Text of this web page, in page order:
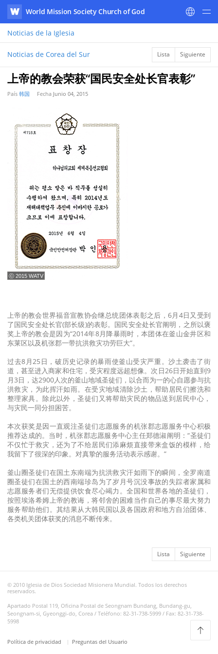
WATV
World Mission Society Church of God
Noticias de la Iglesia
Noticias de Corea del Sur Lista Siguiente
上帝的教会荣获“国民安全处长官表彰”
País 韩国 Fecha ​​Junio 04, 2015
ⓒ 2015 WATV
上帝的教会世界福音宣教协会继总统团体表彰之后，6月4日又受到
了国民安全处长官(部长级)的表彰。国民安全处长官阐明，之所以褒
奖上帝的教会是因为“2014年8月降暴雨时，本团体在釜山金井区和
东莱区以及机张郡一带抗洪救灾功劳巨大”。
过去8月25日，破历史记录的暴雨使釜山受灾严重。沙土袭击了街
道，甚至进入商家和住宅，受灾程度远超想像。次日26日开始直到9
月3日，达2900人次的釜山地域圣徒们，以合而为一的心自愿参与抗
洪救灾，为此挥汗如雨。在受灾地域清除沙土，帮助居民们擦洗和
整理家具。除此以外，圣徒们又将帮助灾民的物品送到居民中心，
与灾民一同分担困苦。
本次获奖是因一直观注圣徒们志愿服务的机张郡志愿服务中心积极
推荐达成的。当时，机张郡志愿服务中心主任郑德淑阐明：“圣徒们
不仅忙于救灾，还为了不给居民们添麻烦直接带来盒饭的模样，给
我留下了很深的印象。对真挚的服务活动表示感谢。”
釜山圈圣徒们在国土东南端为抗洪救灾汗如雨下的瞬间，全罗南道
圈圣徒们在国土的西南端珍岛为了岁月号沉没事故的失踪者家属和
志愿服务者们无偿提供饮食尽心竭力。全国和世界各地的圣徒们，
按照埃洛希姆上帝的教诲，将邻舍的困难当作自己的事尽最大努力
服务帮助他们。其结果从大韩民国以及各国政府和地方自治团体、
各类机关团体获奖的消息不断传来。
Lista Siguiente
© 2010 Iglesia de Dios Sociedad Misionera Mundial. Todos los derechos
reservados.
Apartado Postal 119, Oficina Postal de Seongnam Bundang, Bundang-gu,
Seongnam-si, Gyeonggi-do, Corea / Teléfono: 82-31-738-5999 / Fax: 82-31-738-
5998
Política de privacidad Preguntas del Usuario